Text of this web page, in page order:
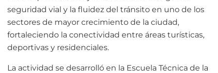
seguridad vial y la fluidez del tránsito en uno de los
sectores de mayor crecimiento de la ciudad,
fortaleciendo la conectividad entre áreas turísticas,
deportivas y residenciales.
La actividad se desarrolló en la Escuela Técnica de la